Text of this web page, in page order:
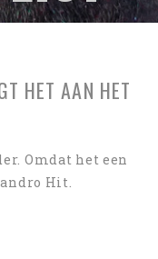
HET AAN HET
Omdat het een
Hit.